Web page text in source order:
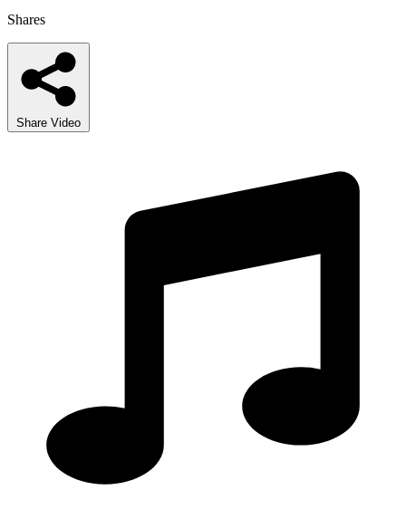
Shares
Share Video